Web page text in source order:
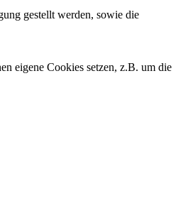
gestellt werden, sowie die
eigene Cookies setzen, z.B. um die